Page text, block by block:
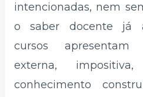
intencionadas, nem
o saber docente já
cursos apresentam
externa,
conhecimento